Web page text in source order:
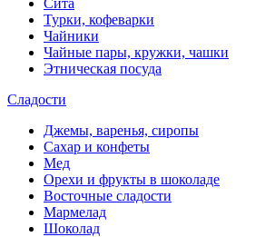
Сита
Турки, кофеварки
Чайники
Чайные пары, кружки, чашки
Этническая посуда
Сладости
Джемы, варенья, сиропы
Сахар и конфеты
Мед
Орехи и фрукты в шоколаде
Восточные сладости
Мармелад
Шоколад